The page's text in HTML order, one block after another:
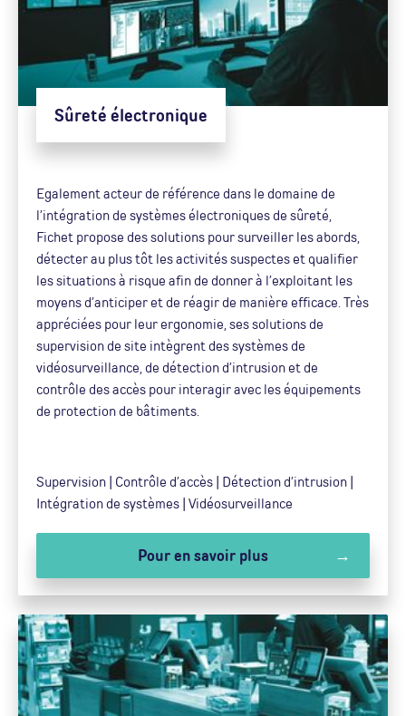
Sûreté électronique
Egalement acteur de référence dans le domaine de
l’intégration de systèmes électroniques de sûreté,
Fichet propose des solutions pour surveiller les abords,
détecter au plus tôt les activités suspectes et qualifier
les situations à risque afin de donner à l’exploitant les
moyens d’anticiper et de réagir de manière efficace. Très
appréciées pour leur ergonomie, ses solutions de
supervision de site intègrent des systèmes de
vidéosurveillance, de détection d’intrusion et de
contrôle des accès pour interagir avec les équipements
de protection de bâtiments.
Supervision | Contrôle d’accès | Détection d’intrusion |
Intégration de systèmes | Vidéosurveillance
Pour en savoir plus